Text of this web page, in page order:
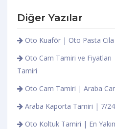
Diğer Yazılar
Oto Kuaför | Oto Pasta Cila
Oto Cam Tamiri ve
Tamiri
Oto Cam Tamiri | Araba
Araba Kaporta Tamiri | 7/24
Oto Koltuk Tamiri | En